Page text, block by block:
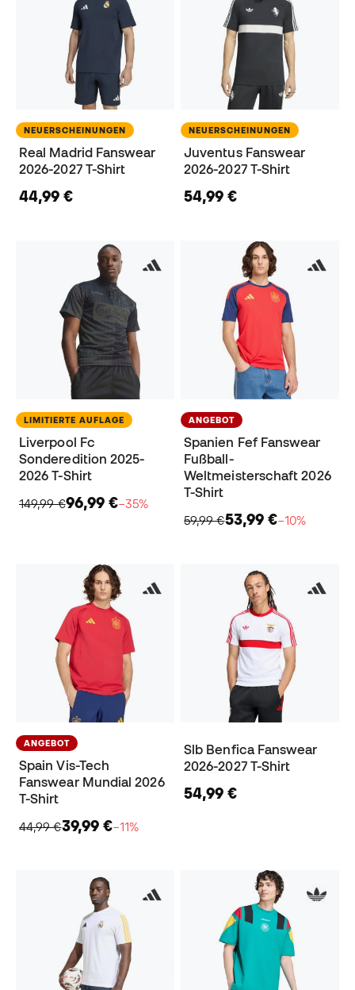
NEUERSCHEINUNGEN
Real Madrid Fanswear
2026-2027 T-Shirt
44,99 €
NEUERSCHEINUNGEN
Juventus Fanswear
2026-2027 T-Shirt
54,99 €
LIMITIERTE AUFLAGE
Liverpool Fc
Sonderedition 2025-
2026 T-Shirt
149,99 €96,99 €−35%
ANGEBOT
Spanien Fef Fanswear
Fußball-
Weltmeisterschaft 2026
T-Shirt
59,99 €53,99 €−10%
ANGEBOT
Spain Vis-Tech
Fanswear Mundial 2026
T-Shirt
44,99 €39,99 €−11%
Slb Benfica Fanswear
2026-2027 T-Shirt
54,99 €